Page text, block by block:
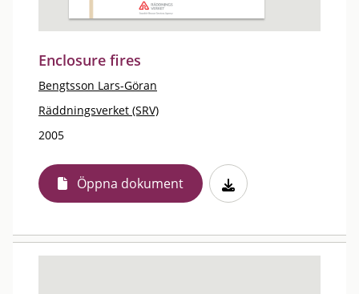
Enclosure fires
Bengtsson Lars-Göran
Räddningsverket (SRV)
2005
Öppna dokument